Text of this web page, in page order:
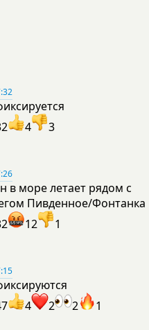
4 3
в море летает рядом с
Пивденное/Фонтанка
12 1
4 2 2 1